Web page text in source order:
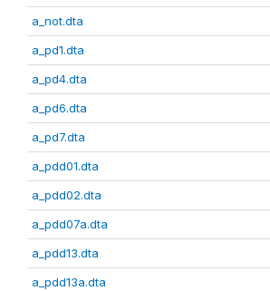
a_not.dta
a_pd1.dta
a_pd4.dta
a_pd6.dta
a_pd7.dta
a_pdd01.dta
a_pdd02.dta
a_pdd07a.dta
a_pdd13.dta
a_pdd13a.dta